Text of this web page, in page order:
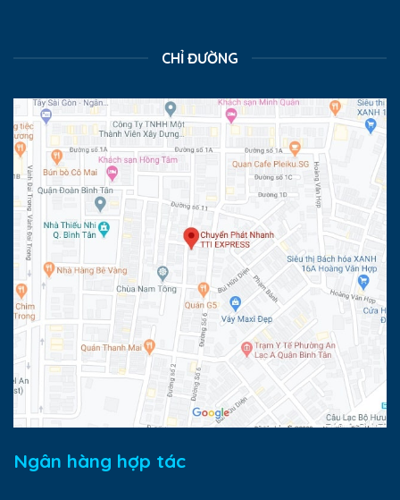
CHỈ ĐƯỜNG
Ngân hàng hợp tác